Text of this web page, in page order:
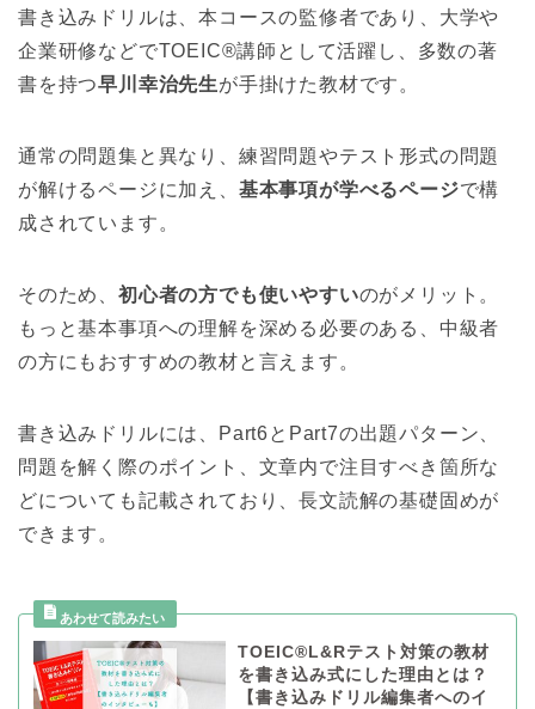
書き込みドリルは、本コースの監修者であり、大学や
企業研修などでTOEIC®講師として活躍し、多数の著
書を持つ早川幸治先生が手掛けた教材です。
通常の問題集と異なり、練習問題やテスト形式の問題
が解けるページに加え、 基本事項が学べるページで構
成されています。
そのため、 初心者の方でも使いやすいのがメリット。
もっと基本事項への理解を深める必要のある、中級者
の方にもおすすめの教材と言えます。
書き込みドリルには、Part6とPart7の出題パターン、
問題を解く際のポイント、文章内で注目すべき箇所な
どについても記載されており、長文読解の基礎固めが
できます。
TOEIC®L&Rテスト対策の教材
を書き込み式にした理由とは？
【書き込みドリル編集者へのイ